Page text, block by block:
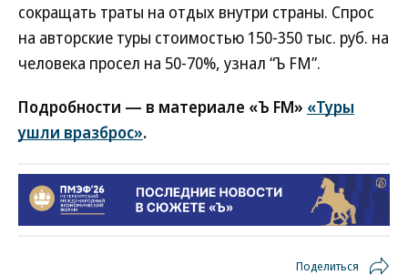
сокращать траты на отдых внутри страны. Спрос
на авторские туры стоимостью 150-350 тыс. руб. на
человека просел на 50-70%, узнал “Ъ FM”.
Подробности — в материале «Ъ FM» «Туры
ушли вразброс».
Поделиться